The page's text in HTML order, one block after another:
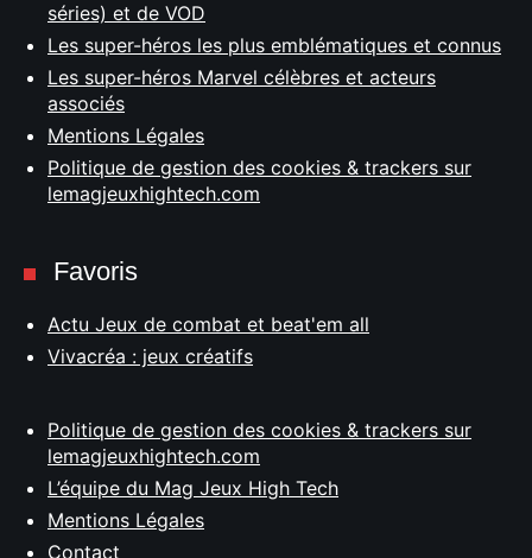
séries) et de VOD
Les super-héros les plus emblématiques et connus
Les super-héros Marvel célèbres et acteurs
associés
Mentions Légales
Politique de gestion des cookies & trackers sur
lemagjeuxhightech.com
Favoris
Actu Jeux de combat et beat'em all
Vivacréa : jeux créatifs
Politique de gestion des cookies & trackers sur
lemagjeuxhightech.com
L’équipe du Mag Jeux High Tech
Mentions Légales
Contact